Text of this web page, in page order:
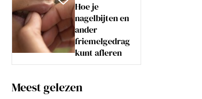
Hoe je
nagelbijten en
ander
friemelgedrag
kunt afleren
Meest gelezen